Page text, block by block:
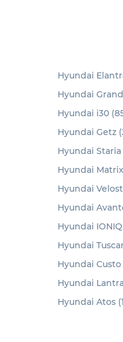
Hyundai
Hyundai
Hyundai i30
Hyundai Getz
Hyundai Staria
Hyundai Matrix
Hyundai
Hyundai
Hyundai
Hyundai
Hyundai Custo
Hyundai
Hyundai Atos